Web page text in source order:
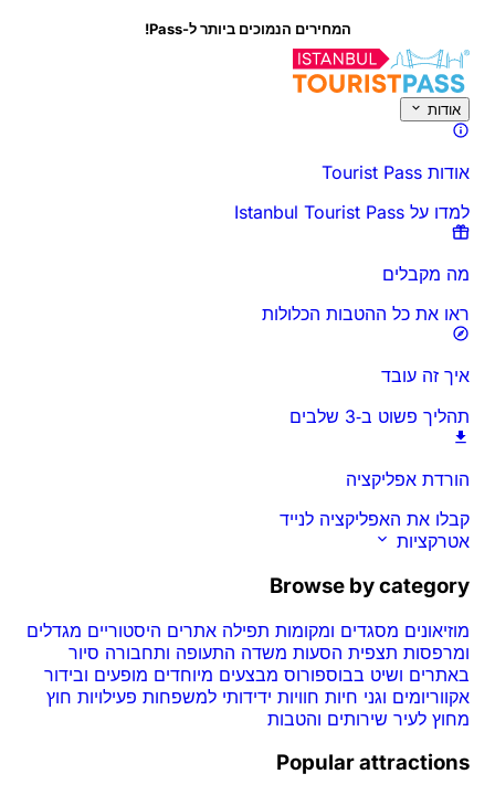
המחירים הנמוכים ביותר ל-Pass!
אודות
אודות Tourist Pass
למדו על Istanbul Tourist Pass
מה מקבלים
ראו את כל ההטבות הכלולות
איך זה עובד
תהליך פשוט ב‑3 שלבים
הורדת אפליקציה
קבלו את האפליקציה לנייד
אטרקציות
Browse by category
מוזיאונים מסגדים ומקומות תפילה אתרים היסטוריים מגדלים
ומרפסות תצפית הסעות משדה התעופה ותחבורה סיור
באתרים ושיט בבוספורוס מבצעים מיוחדים מופעים ובידור
אקווריומים וגני חיות חוויות ידידותי למשפחות פעילויות חוץ
מחוץ לעיר שירותים והטבות
Popular attractions
סקירה כללית זמנים ומשך הכל על דע לפני שאתה הולך